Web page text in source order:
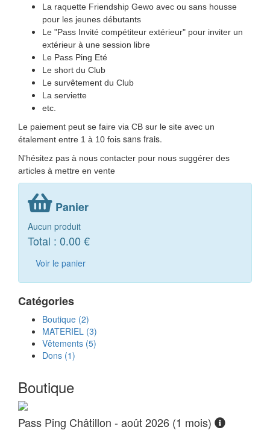
La raquette Friendship Gewo avec ou sans housse
pour les jeunes débutants
Le "Pass Invité compétiteur extérieur" pour inviter un
extérieur à une session libre
Le Pass Ping Eté
Le short du Club
Le survêtement du Club
La serviette
etc.
Le paiement peut se faire via CB sur le site avec un
étalement entre 1 à 10 fois sans frais.
N'hésitez pas à nous contacter pour nous suggérer des
articles à mettre en vente
Panier
Aucun produit
Total : 0.00 €
Voir le panier
Catégories
Boutique (2)
MATERIEL (3)
Vêtements (5)
Dons (1)
Boutique
Pass Ping Châtillon - août 2026 (1 mois)